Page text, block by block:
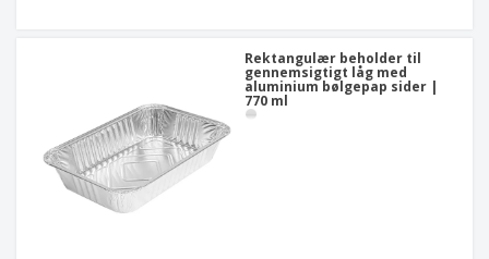
Rektangulær beholder til
gennemsigtigt låg med
aluminium bølgepap sider |
770 ml